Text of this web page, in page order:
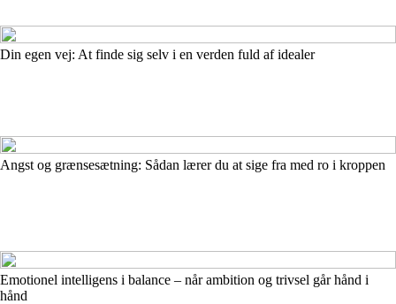
Din egen vej: At finde sig selv i en verden fuld af idealer
Angst og grænsesætning: Sådan lærer du at sige fra med ro i kroppen
Emotionel intelligens i balance – når ambition og trivsel går hånd i
hånd